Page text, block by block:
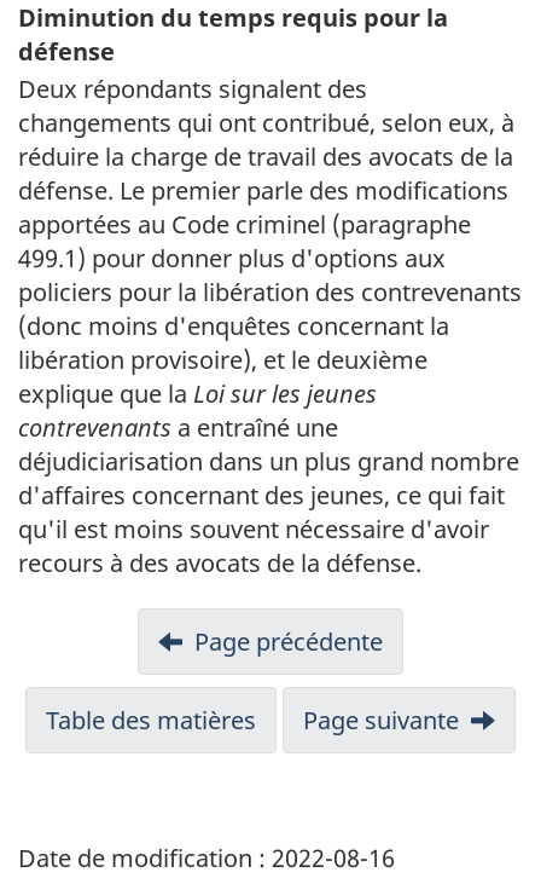
Diminution du temps requis pour la
défense
Deux répondants signalent des
changements qui ont contribué, selon eux, à
réduire la charge de travail des avocats de la
défense. Le premier parle des modifications
apportées au Code criminel (paragraphe
499.1) pour donner plus d'options aux
policiers pour la libération des contrevenants
(donc moins d'enquêtes concernant la
libération provisoire), et le deuxième
explique que la Loi sur les jeunes
contrevenants a entraîné une
déjudiciarisation dans un plus grand nombre
d'affaires concernant des jeunes, ce qui fait
qu'il est moins souvent nécessaire d'avoir
recours à des avocats de la défense.
Page précédente
Table des matières Page suivante
Date de modification : 2022-08-16